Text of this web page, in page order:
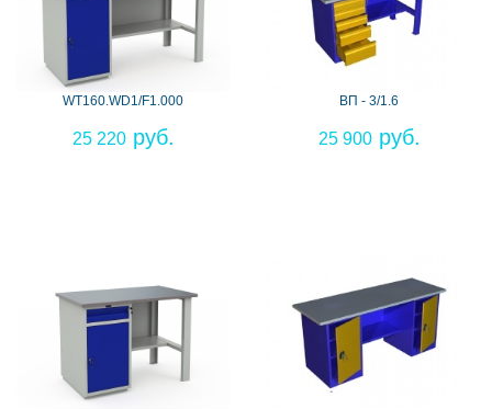
WT160.WD1/F1.000
25 220
ВП - 3/1.6
25 900